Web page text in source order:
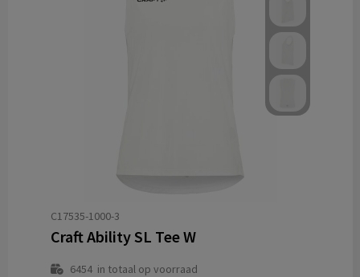
C17535-1000-3
Craft Ability SL Tee W
6454in totaal op voorraad